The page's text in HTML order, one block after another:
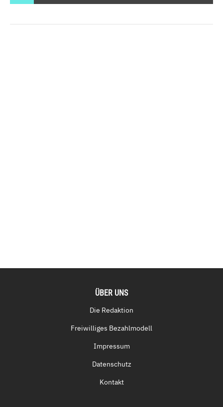
ÜBER UNS
Die Redaktion
Freiwilliges Bezahlmodell
Impressum
Datenschutz
Kontakt